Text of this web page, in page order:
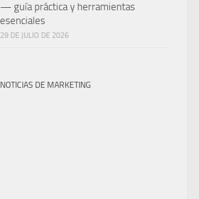
— guía práctica y herramientas
esenciales
29 DE JULIO DE 2026
NOTICIAS DE MARKETING